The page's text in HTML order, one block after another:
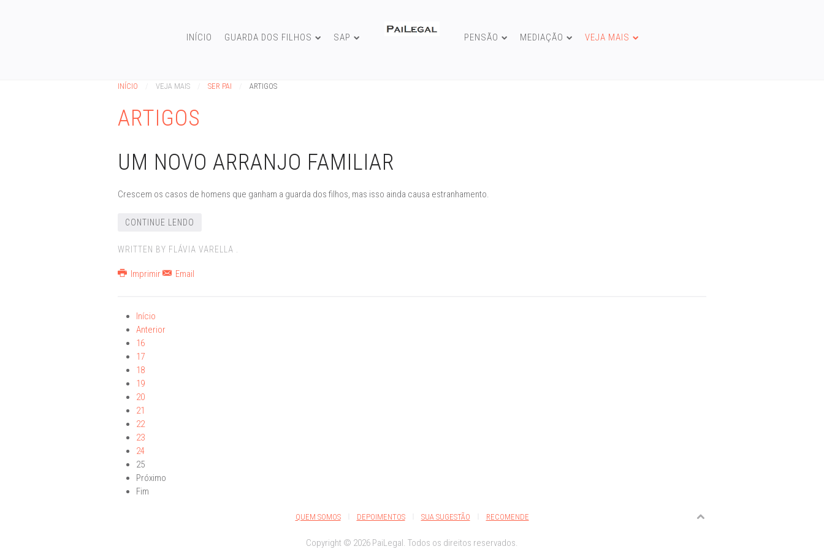
INÍCIO GUARDA DOS FILHOS SAP PENSÃO MEDIAÇÃO VEJA MAIS
INÍCIO VEJA MAIS SER PAI ARTIGOS
ARTIGOS
UM NOVO ARRANJO FAMILIAR
Crescem os casos de homens que ganham a guarda dos filhos, mas isso ainda causa estranhamento.
CONTINUE LENDO
WRITTEN BY FLÁVIA VARELLA .
Imprimir Email
Início
Anterior
16
17
18
19
20
21
22
23
24
25
Próximo
Fim
QUEM SOMOS DEPOIMENTOS SUA SUGESTÃO RECOMENDE
Copyright © 2026 PaiLegal. Todos os direitos reservados.